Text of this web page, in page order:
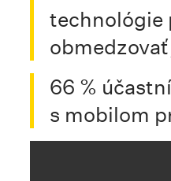
technológie
66 %
s mobilom